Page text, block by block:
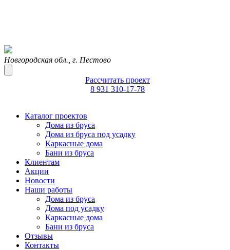
Новгородская обл., г. Пестово
Рассчитать проект
8 931 310-17-78
Каталог проектов
Дома из бруса
Дома из бруса под усадку
Каркасные дома
Бани из бруса
Клиентам
Акции
Новости
Наши работы
Дома из бруса
Дома под усадку
Каркасные дома
Бани из бруса
Отзывы
Контакты